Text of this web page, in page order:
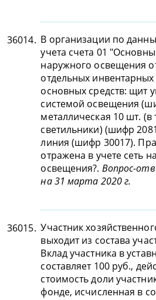
36014. В организации по
учета счета 01
наружного освещения
отдельных
основных средств: щит
системой освещения
металлическая 10 шт. (в
светильники) (шифр
линия (шифр 30017).
отражена в учете сеть
освещения?. Вопрос-
на 31 марта 2020 г.
36015. Участник
выходит из состава
Вклад участника в
составляет 100 руб.,
стоимость доли
фонде, исчисленная в